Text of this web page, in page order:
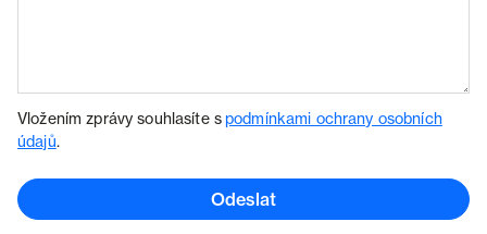
Vložením zprávy souhlasíte spodmínkami ochrany osobních
údajů.
Odeslat